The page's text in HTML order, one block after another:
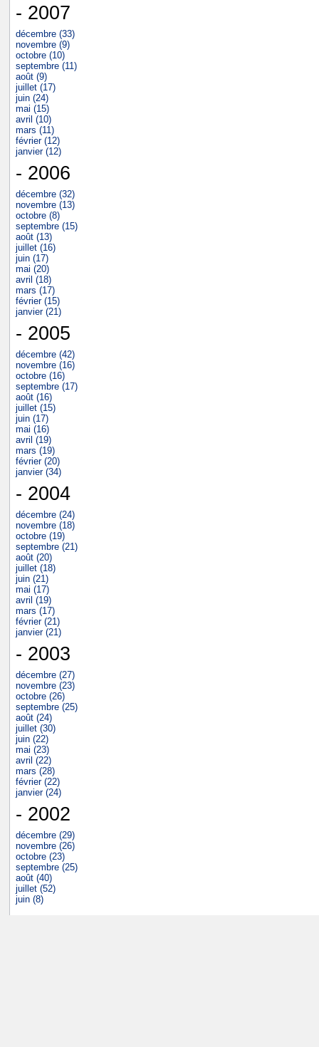
- 2007
décembre (33)
novembre (9)
octobre (10)
septembre (11)
août (9)
juillet (17)
juin (24)
mai (15)
avril (10)
mars (11)
février (12)
janvier (12)
- 2006
décembre (32)
novembre (13)
octobre (8)
septembre (15)
août (13)
juillet (16)
juin (17)
mai (20)
avril (18)
mars (17)
février (15)
janvier (21)
- 2005
décembre (42)
novembre (16)
octobre (16)
septembre (17)
août (16)
juillet (15)
juin (17)
mai (16)
avril (19)
mars (19)
février (20)
janvier (34)
- 2004
décembre (24)
novembre (18)
octobre (19)
septembre (21)
août (20)
juillet (18)
juin (21)
mai (17)
avril (19)
mars (17)
février (21)
janvier (21)
- 2003
décembre (27)
novembre (23)
octobre (26)
septembre (25)
août (24)
juillet (30)
juin (22)
mai (23)
avril (22)
mars (28)
février (22)
janvier (24)
- 2002
décembre (29)
novembre (26)
octobre (23)
septembre (25)
août (40)
juillet (52)
juin (8)